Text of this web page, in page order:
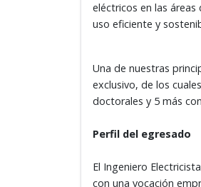
eléctricos en las
uso eficiente y
Una de nuestras
exclusivo, de los
doctorales y 5 más
Perfil del egresado
El Ingeniero
con una vocación